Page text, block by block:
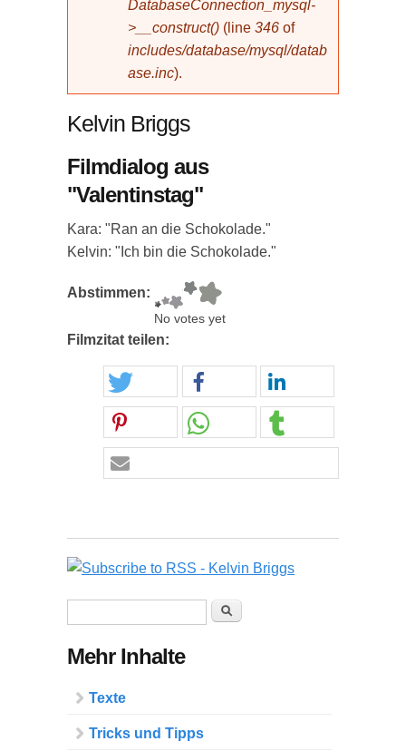
DatabaseConnection_mysql-
>__construct() (line 346 of
includes/database/mysql/datab
ase.inc).
Kelvin Briggs
Filmdialog aus
"Valentinstag"
Kara: "Ran an die Schokolade."
Kelvin: "Ich bin die Schokolade."
Abstimmen:
No votes yet
Filmzitat teilen:
Suche
Mehr Inhalte
Texte
Tricks und Tipps